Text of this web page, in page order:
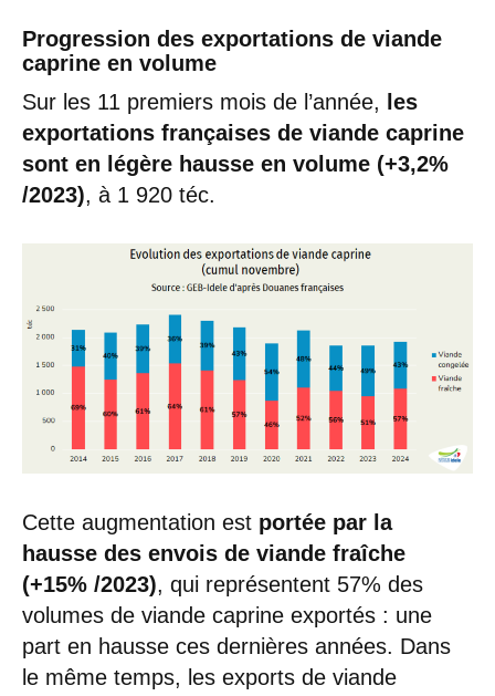
Progression des exportations de viande
caprine en volume
Sur les 11 premiers mois de l’année, les
exportations françaises de viande caprine
sont en légère hausse en volume (+3,2%
/2023), à 1 920 téc.
Cette augmentation est portée par la
hausse des envois de viande fraîche
(+15% /2023), qui représentent 57% des
volumes de viande caprine exportés : une
part en hausse ces dernières années. Dans
le même temps, les exports de viande